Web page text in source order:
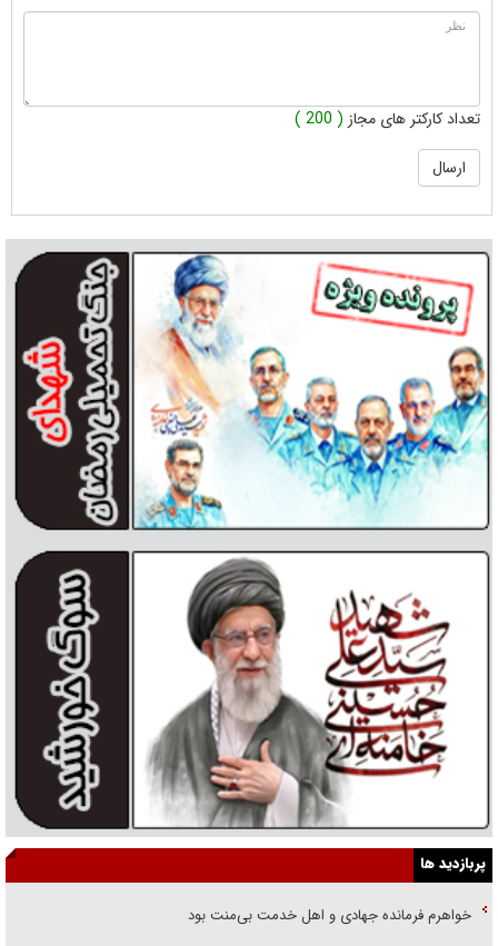
تعداد کارکتر های مجاز ( 200 )
پربازدید ها
خواهرم فرمانده جهادی و اهل خدمت بی‌منت بود